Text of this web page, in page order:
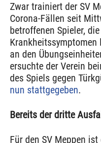
Zwar trainiert der SV
Corona-Fällen seit
betroffenen Spieler,
an den
ersuchte der Verein
des Spiels gegen
nun stattgegeben.
Bereits der dritte Ausfall
Für den SV Meppen